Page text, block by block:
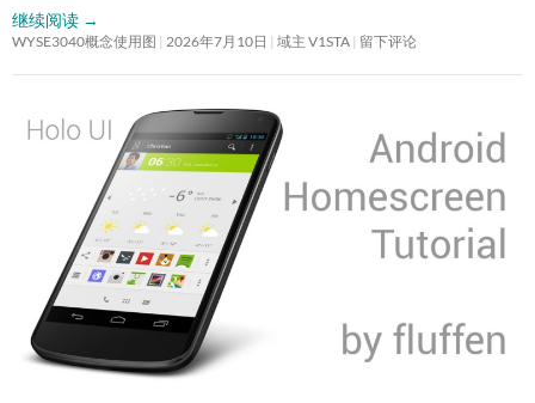
继续阅读 →
WYSE3040概念使用图 2026年7月10日 域主 V1STA 留下评论